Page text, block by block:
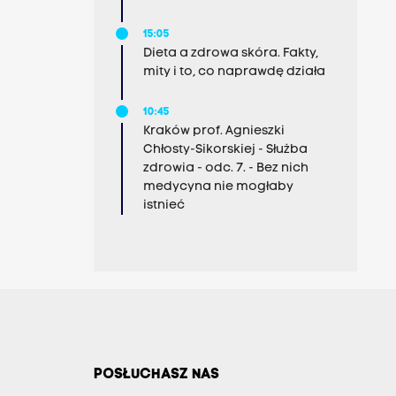
15:05
Dieta a zdrowa skóra. Fakty,
mity i to, co naprawdę działa
10:45
Kraków prof. Agnieszki
Chłosty-Sikorskiej - Służba
zdrowia - odc. 7. - Bez nich
medycyna nie mogłaby
istnieć
POSŁUCHASZ NAS